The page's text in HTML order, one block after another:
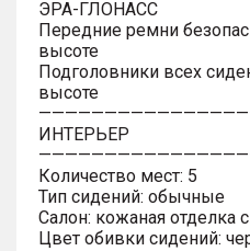
ЭРА-ГЛОНАСС
Передние ремни
высоте
Подголовники всех
высоте
ИНТЕРЬЕР
Количество мест: 5
Тип сидений: обычные
Салон: кожаная отделка
Цвет обивки сидений: